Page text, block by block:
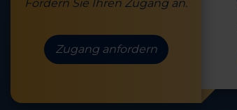
Fordern Sie Ihren Zugang an.
Zugang anfordern